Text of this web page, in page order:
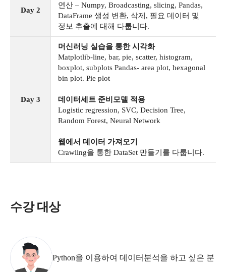
Day 2
연산 – Numpy, Broadcasting, slicing, Pandas,
DataFrame 생성 변환, 삭제, 필요 데이터 및
정보 추출에 대해 다룹니다.
Day 3
머신러닝 실습을 통한 시각화
Matplotlib-line, bar, pie, scatter, histogram,
boxplot, subplots Pandas- area plot, hexagonal
bin plot. Pie plot
데이터세트 준비모델 적용
Logistic regression, SVC, Decision Tree,
Random Forest, Neural Network
웹에서 데이터 가져오기
Crawling을 통한 DataSet 만들기를 다룹니다.
수강 대상
Python을 이용하여 데이터분석을 하고 싶은 분